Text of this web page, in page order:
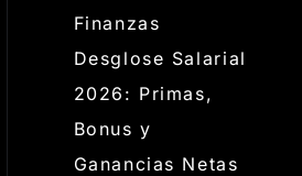
Finanzas
Desglose Salarial
2026: Primas,
Bonus y
Ganancias Netas